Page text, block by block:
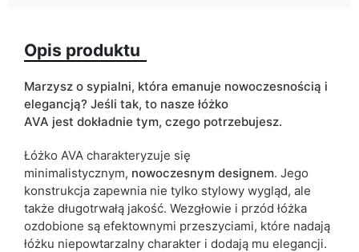
Rodzaj łóżka dwuosobowe
Pojemnik na pościel tak
ean13
Termin dostawy: 28 dni roboczych
Ze względu na proces produkcyjny i właściwości materiałów,
możliwe są tolerancje wymiarowe na poziomie +/- 2–3 cm.
Opis produktu
Marzysz o sypialni, która emanuje nowoczesnością i
elegancją? Jeśli tak, to nasze łóżko
AVA jest dokładnie tym, czego potrzebujesz.
Łóżko AVA charakteryzuje się
minimalistycznym, nowoczesnym designem. Jego
konstrukcja zapewnia nie tylko stylowy wygląd, ale
także długotrwałą jakość. Wezgłowie i przód łóżka
ozdobione są efektownymi przeszyciami, które nadają
łóżku niepowtarzalny charakter i dodają mu elegancji.